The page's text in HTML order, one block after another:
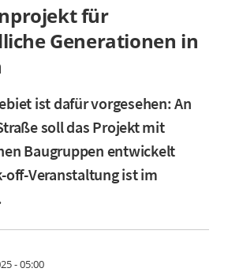
für
Generationen in
ist dafür vorgesehen: An
soll das Projekt mit
Baugruppen entwickelt
off-Veranstaltung ist im
- 05:00